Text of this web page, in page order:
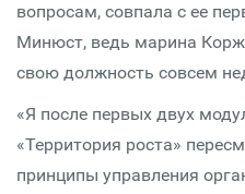
вопросам, совпала с ее
Минюст, ведь марина
свою должность совсем
«Я после первых двух
«Территория роста»
принципы управления